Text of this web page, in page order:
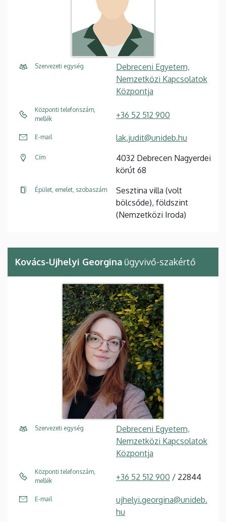
Szervezeti egység
Debreceni Egyetem,
Nemzetközi Kapcsolatok
Központja
Központi telefonszám,
mellék
+36 52 512 900
E-mail lak.judit@unideb.hu
Cím
4032 Debrecen Nagyerdei
körút 68
Épület, emelet, szobaszám
Sesztina villa (volt
bölcsőde), földszint
(Nemzetközi Iroda)
Kovács-Ujhelyi Georgina ügyvivő-szakértő
Szervezeti egység
Debreceni Egyetem,
Nemzetközi Kapcsolatok
Központja
Központi telefonszám,
mellék
+36 52 512 900 / 22844
E-mail
ujhelyi.georgina@unideb.
hu